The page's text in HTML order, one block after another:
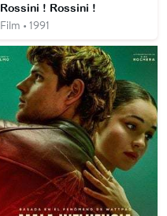
Rossini ! Rossini !
Film • 1991